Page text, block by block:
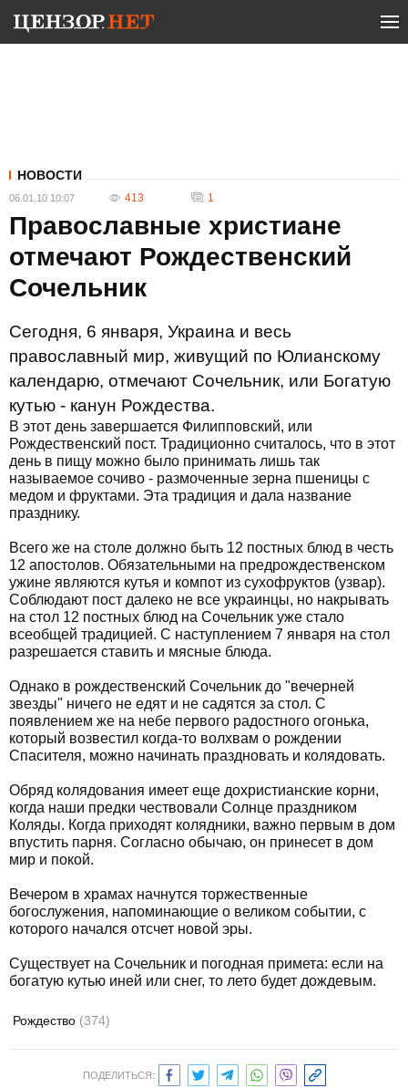
НОВОСТИ
06.01.10 10:07 413 1
Православные христиане
отмечают Рождественский
Сочельник
Сегодня, 6 января, Украина и весь
православный мир, живущий по Юлианскому
календарю, отмечают Сочельник, или Богатую
кутью - канун Рождества.
В этот день завершается Филипповский, или
Рождественский пост. Традиционно считалось, что в этот
день в пищу можно было принимать лишь так
называемое сочиво - размоченные зерна пшеницы с
медом и фруктами. Эта традиция и дала название
празднику.
Всего же на столе должно быть 12 постных блюд в честь
12 апостолов. Обязательными на предрождественском
ужине являются кутья и компот из сухофруктов (узвар).
Соблюдают пост далеко не все украинцы, но накрывать
на стол 12 постных блюд на Сочельник уже стало
всеобщей традицией. С наступлением 7 января на стол
разрешается ставить и мясные блюда.
Однако в рождественский Сочельник до "вечерней
звезды" ничего не едят и не садятся за стол. С
появлением же на небе первого радостного огонька,
который возвестил когда-то волхвам о рождении
Спасителя, можно начинать праздновать и колядовать.
Обряд колядования имеет еще дохристианские корни,
когда наши предки чествовали Солнце праздником
Коляды. Когда приходят колядники, важно первым в дом
впустить парня. Согласно обычаю, он принесет в дом
мир и покой.
Вечером в храмах начнутся торжественные
богослужения, напоминающие о великом событии, с
которого начался отсчет новой эры.
Существует на Сочельник и погодная примета: если на
богатую кутью иней или снег, то лето будет дождевым.
Рождество (374)
ПОДЕЛИТЬСЯ: